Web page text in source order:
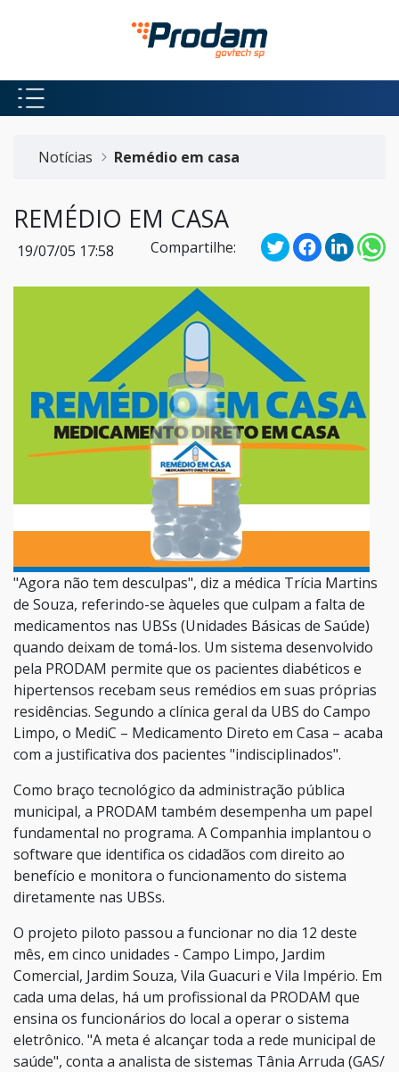
Pular para o Conteúdo principal
Notícias
Remédio em casa
REMÉDIO EM CASA
19/07/05 17:58 Compartilhe:
"Agora não tem desculpas", diz a médica Trícia Martins
de Souza, referindo-se àqueles que culpam a falta de
medicamentos nas UBSs (Unidades Básicas de Saúde)
quando deixam de tomá-los. Um sistema desenvolvido
pela PRODAM permite que os pacientes diabéticos e
hipertensos recebam seus remédios em suas próprias
residências. Segundo a clínica geral da UBS do Campo
Limpo, o MediC – Medicamento Direto em Casa – acaba
com a justificativa dos pacientes "indisciplinados".
Como braço tecnológico da administração pública
municipal, a PRODAM também desempenha um papel
fundamental no programa. A Companhia implantou o
software que identifica os cidadãos com direito ao
benefício e monitora o funcionamento do sistema
diretamente nas UBSs.
O projeto piloto passou a funcionar no dia 12 deste
mês, em cinco unidades - Campo Limpo, Jardim
Comercial, Jardim Souza, Vila Guacuri e Vila Império. Em
cada uma delas, há um profissional da PRODAM que
ensina os funcionários do local a operar o sistema
eletrônico. "A meta é alcançar toda a rede municipal de
saúde", conta a analista de sistemas Tânia Arruda (GAS/